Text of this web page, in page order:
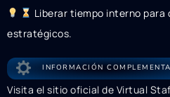
Liberar tiempo interno
estratégicos.
INFORMACIÓN
Visita el sitio oficial de Virtual